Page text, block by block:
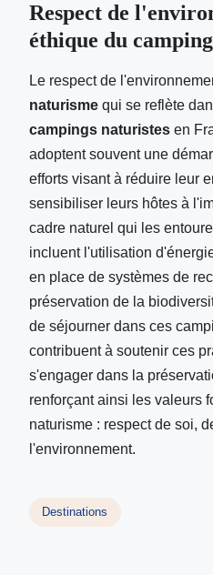
Respect de
éthique du
Le respect de
naturisme qui se reflète
campings naturistes en
adoptent souvent une
efforts visant à réduire leur
sensibiliser leurs hôtes à
cadre naturel qui les
incluent l'utilisation
en place de systèmes de
préservation de la
de séjourner dans ces
contribuent à soutenir ces
s'engager dans la
renforçant ainsi les valeurs
naturisme : respect de soi,
l'environnement.
Destinations